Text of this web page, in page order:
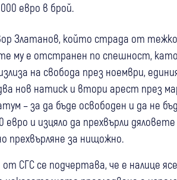
евро в брой.
Златанов, който страда от тежко
му е отстранен по спешност,
на свобода през ноември,
нов натиск и втори арест през
– за да бъде освободен и да не
и изцяло да прехвърли
прехвърляне за нищожно.
СГС се подчертава, че е налице